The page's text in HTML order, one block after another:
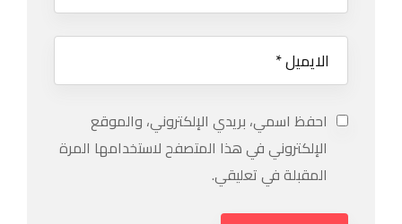
احفظ اسمي، بريدي الإلكتروني، والموقع
الإلكتروني في هذا المتصفح لاستخدامها المرة
المقبلة في تعليقي.